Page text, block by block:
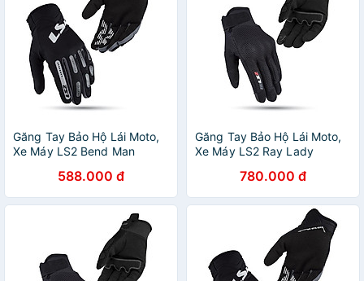
Găng Tay Bảo Hộ Lái Moto,
Xe Máy LS2 Bend Man
588.000 đ
Găng Tay Bảo Hộ Lái Moto,
Xe Máy LS2 Ray Lady
780.000 đ